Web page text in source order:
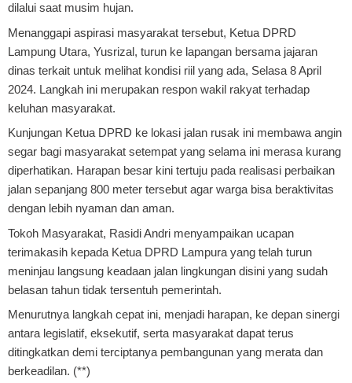
dilalui saat musim hujan.
Menanggapi aspirasi masyarakat tersebut, Ketua DPRD
Lampung Utara, Yusrizal, turun ke lapangan bersama jajaran
dinas terkait untuk melihat kondisi riil yang ada, Selasa 8 April
2024. Langkah ini merupakan respon wakil rakyat terhadap
keluhan masyarakat.
Kunjungan Ketua DPRD ke lokasi jalan rusak ini membawa angin
segar bagi masyarakat setempat yang selama ini merasa kurang
diperhatikan. Harapan besar kini tertuju pada realisasi perbaikan
jalan sepanjang 800 meter tersebut agar warga bisa beraktivitas
dengan lebih nyaman dan aman.
Tokoh Masyarakat, Rasidi Andri menyampaikan ucapan
terimakasih kepada Ketua DPRD Lampura yang telah turun
meninjau langsung keadaan jalan lingkungan disini yang sudah
belasan tahun tidak tersentuh pemerintah.
Menurutnya langkah cepat ini, menjadi harapan, ke depan sinergi
antara legislatif, eksekutif, serta masyarakat dapat terus
ditingkatkan demi terciptanya pembangunan yang merata dan
berkeadilan. (**)